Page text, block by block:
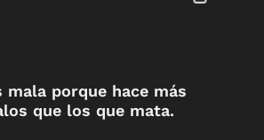
mala porque hace más
que los que mata.